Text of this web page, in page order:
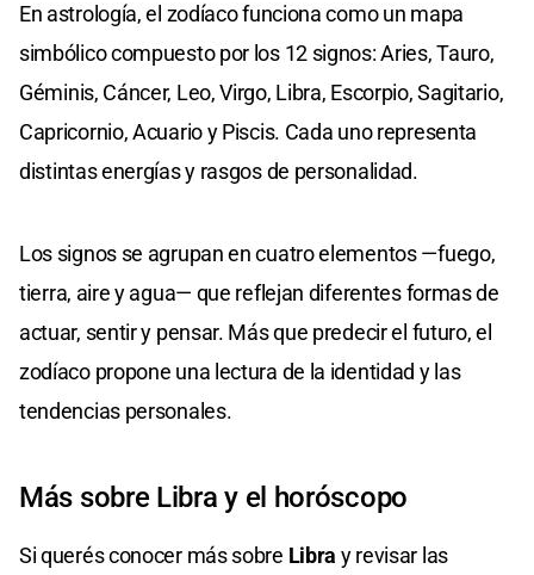
En astrología, el zodíaco funciona como un mapa
simbólico compuesto por los 12 signos: Aries, Tauro,
Géminis, Cáncer, Leo, Virgo, Libra, Escorpio, Sagitario,
Capricornio, Acuario y Piscis. Cada uno representa
distintas energías y rasgos de personalidad.
Los signos se agrupan en cuatro elementos —fuego,
tierra, aire y agua— que reflejan diferentes formas de
actuar, sentir y pensar. Más que predecir el futuro, el
zodíaco propone una lectura de la identidad y las
tendencias personales.
Más sobre Libra y el horóscopo
Si querés conocer más sobre Libra y revisar las